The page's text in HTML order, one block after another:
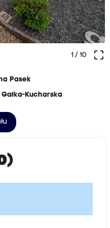
crop_free
1/ 10
Pasek
Kucharska